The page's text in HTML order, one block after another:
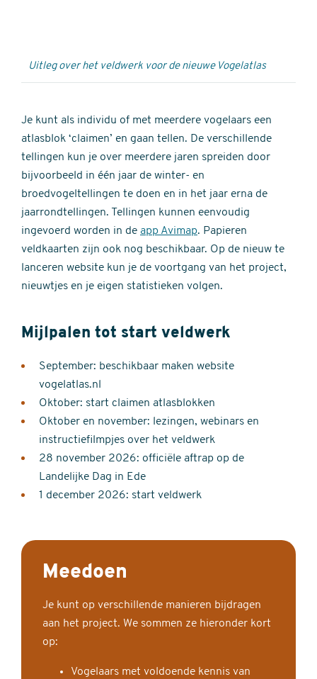
Uitleg over het veldwerk voor de nieuwe Vogelatlas
Je kunt als individu of met meerdere vogelaars een
atlasblok ‘claimen’ en gaan tellen. De verschillende
tellingen kun je over meerdere jaren spreiden door
bijvoorbeeld in één jaar de winter- en
broedvogeltellingen te doen en in het jaar erna de
jaarrondtellingen. Tellingen kunnen eenvoudig
ingevoerd worden in de app Avimap. Papieren
veldkaarten zijn ook nog beschikbaar. Op de nieuw te
lanceren website kun je de voortgang van het project,
nieuwtjes en je eigen statistieken volgen.
Mijlpalen tot start veldwerk
September: beschikbaar maken website
vogelatlas.nl
Oktober: start claimen atlasblokken
Oktober en november: lezingen, webinars en
instructiefilmpjes over het veldwerk
28 november 2026: officiële aftrap op de
Landelijke Dag in Ede
1 december 2026: start veldwerk
Meedoen
Je kunt op verschillende manieren bijdragen
aan het project. We sommen ze hieronder kort
op:
Vogelaars met voldoende kennis van